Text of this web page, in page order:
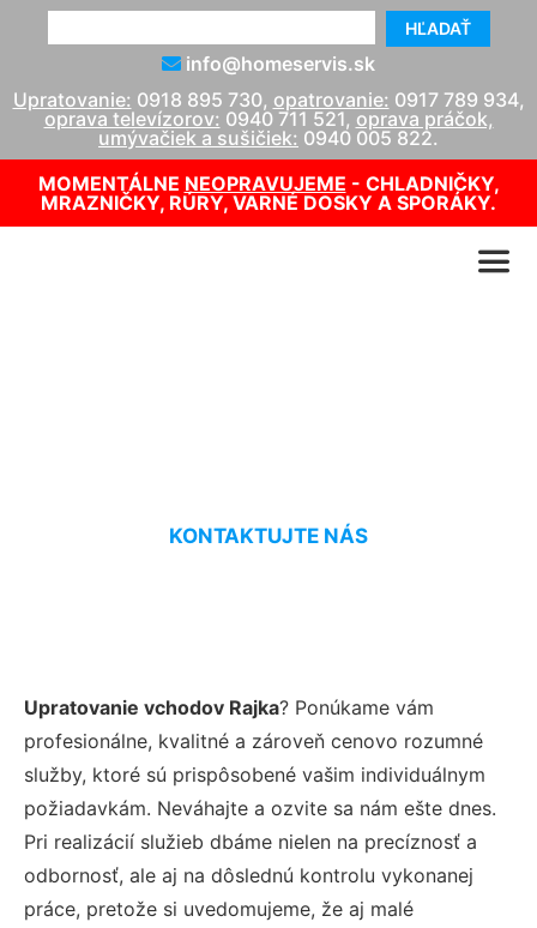
HĽADAŤ
info@homeservis.sk
Upratovanie: 0918 895 730, opatrovanie: 0917 789 934,
oprava televízorov: 0940 711 521, oprava práčok,
umývačiek a sušičiek: 0940 005 822.
MOMENTÁLNE NEOPRAVUJEME - CHLADNIČKY,
MRAZNIČKY, RÚRY, VARNÉ DOSKY A SPORÁKY.
KONTAKTUJTE NÁS
Upratovanie vchodov Rajka? Ponúkame vám
profesionálne, kvalitné a zároveň cenovo rozumné
služby, ktoré sú prispôsobené vašim individuálnym
požiadavkám. Neváhajte a ozvite sa nám ešte dnes.
Pri realizácií služieb dbáme nielen na precíznosť a
odbornosť, ale aj na dôslednú kontrolu vykonanej
práce, pretože si uvedomujeme, že aj malé